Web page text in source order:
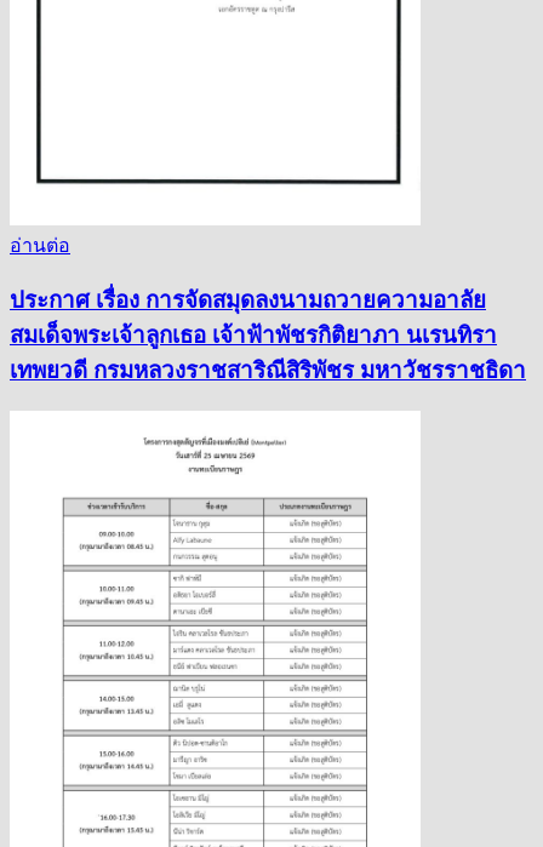
อ่านต่อ
ประกาศ เรื่อง การจัดสมุดลงนามถวายความอาลัย
สมเด็จพระเจ้าลูกเธอ เจ้าฟ้าพัชรกิติยาภา นเรนทิรา
เทพยวดี กรมหลวงราชสาริณีสิริพัชร มหาวัชรราชธิดา